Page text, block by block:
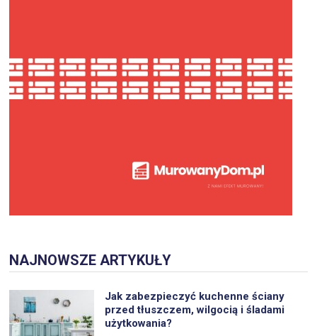
NAJNOWSZE ARTYKUŁY
Jak zabezpieczyć kuchenne ściany
przed tłuszczem, wilgocią i śladami
użytkowania?